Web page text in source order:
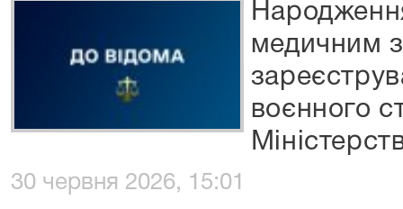
медичним
воєнного
30 червня 2026, 15:01